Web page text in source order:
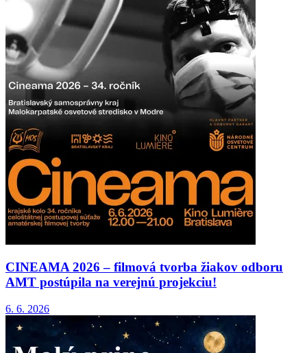
CINEAMA 2026 – filmová tvorba žiakov odboru
AMT postúpila na verejnú projekciu!
6. 6. 2026